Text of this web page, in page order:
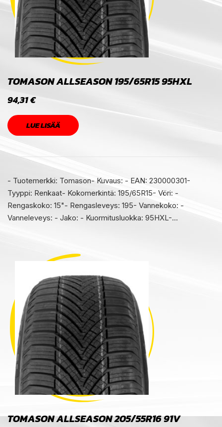
TOMASON ALLSEASON 195/65R15 95HXL
94,31€
LUE LISÄÄ
- Tuotemerkki: Tomason- Kuvaus: - EAN: 230000301-
Tyyppi: Renkaat- Kokomerkintä: 195/65R15- Vöri: -
Rengaskoko: 15"- Rengasleveys: 195- Vannekoko: -
Vanneleveys: - Jako: - Kuormitusluokka: 95HXL-…
TOMASON ALLSEASON 205/55R16 91V